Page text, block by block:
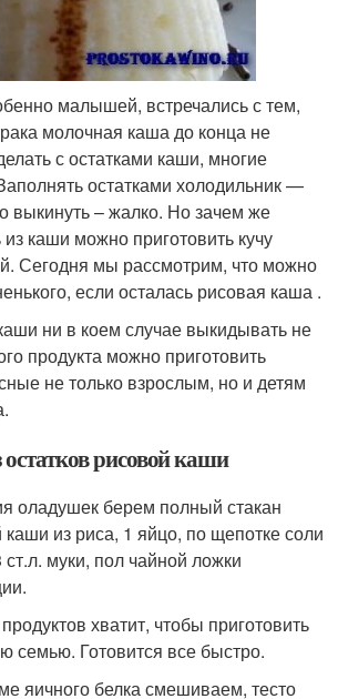
малышей, встречались с тем,
молочная каша до конца не
с остатками каши, многие
остатками холодильник —
выкинуть – жалко. Но зачем же
каши можно приготовить кучу
Сегодня мы рассмотрим, что можно
если осталась рисовая каша .
ни в коем случае выкидывать не
продукта можно приготовить
не только взрослым, но и детям
рисовой каши
оладушек берем полный стакан
каши из риса, 1 яйцо, по щепотке соли
муки, пол чайной ложки
хватит, чтобы приготовить
семью. Готовится все быстро.
яичного белка смешиваем, тесто